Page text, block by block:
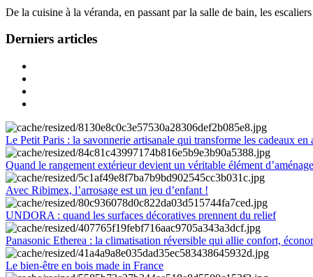
De la cuisine à la véranda, en passant par la salle de bain, les
Derniers articles
Le Petit Paris : la savonnerie artisanale qui transforme les cadeaux en
Quand le rangement extérieur devient un véritable élément
Avec Ribimex, l’arrosage est un jeu d’enfant !
UNDORA : quand les surfaces décoratives prennent du relief
Panasonic Etherea : la climatisation réversible qui allie confort,
Le bien-être en bois made in France